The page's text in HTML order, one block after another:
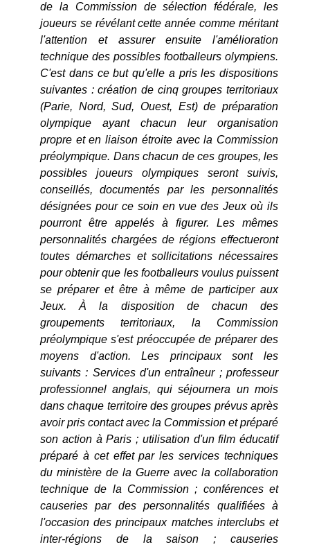
de la Commission de sélection fédérale, les
joueurs se révélant cette année comme méritant
l'attention et assurer ensuite l'amélioration
technique des possibles footballeurs olympiens.
C'est dans ce but qu'elle a pris les dispositions
suivantes : création de cinq groupes territoriaux
(Parie, Nord, Sud, Ouest, Est) de préparation
olympique ayant chacun leur organisation
propre et en liaison étroite avec la Commission
préolympique. Dans chacun de ces groupes, les
possibles joueurs olympiques seront suivis,
conseillés, documentés par les personnalités
désignées pour ce soin en vue des Jeux où ils
pourront être appelés à figurer. Les mêmes
personnalités chargées de régions effectueront
toutes démarches et sollicitations nécessaires
pour obtenir que les footballeurs voulus puissent
se préparer et être à même de participer aux
Jeux. À la disposition de chacun des
groupements territoriaux, la Commission
préolympique s'est préoccupée de préparer des
moyens d'action. Les principaux sont les
suivants : Services d'un entraîneur ; professeur
professionnel anglais, qui séjournera un mois
dans chaque territoire des groupes prévus après
avoir pris contact avec la Commission et préparé
son action à Paris ; utilisation d'un film éducatif
préparé à cet effet par les services techniques
du ministère de la Guerre avec la collaboration
technique de la Commission ; conférences et
causeries par des personnalités qualifiées à
l'occasion des principaux matches interclubs et
inter-régions de la saison ; causeries